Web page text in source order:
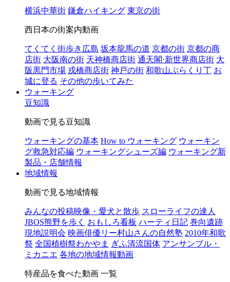
横浜中華街 鎌倉ハイキング 東京の街
西日本の街案内動画
てくてく街歩き広島 坂本龍馬の道 京都の街 京都の商
店街 大阪南の街 天神橋商店街 通天閣·新世界商店街 大
阪黒門市場 戎橋商店街 神戸の街 和歌山ぶらくり丁 お
城に登る その他の歩いてみた
ウォーキング
豆知識
動画で見る豆知識
ウォーキングの基本 How to ウォーキング ウォーキン
グ救急対応編 ウォーキングシューズ編 ウォーキング新
製品・店舗情報
地域情報
動画で見る地域情報
みんなの投稿映像・愛犬と散歩 スローライフの達人
JBOS熊野を歩く
おもしろ看板 ハーティ日記 巻向遺跡
現地説明会 映画俳優リー村山さんの自然塾 2010年和歌
祭 全国植樹祭わかやま ぎふ清流国体 アンサンブル・
ミカニエ 各地の地域情報動画
特産品を食べた動画 一覧